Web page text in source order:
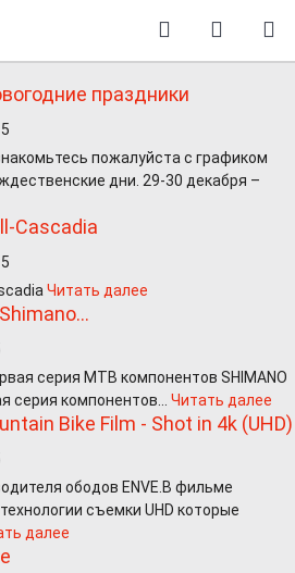
праздники
пожалуйста с графиком
дни. 29-30 декабря –
Cascadia
Читать далее
серия MTB компонентов SHIMANO
серия компонентов... Читать далее
Bike Film - Shot in 4k (UHD)
ободов ENVE.В фильме
съемки UHD которые
далее